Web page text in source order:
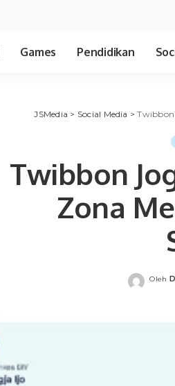
Games Pendidikan
JSMedia > Social Media >Twibbon
Twibbon
Zona
Oleh